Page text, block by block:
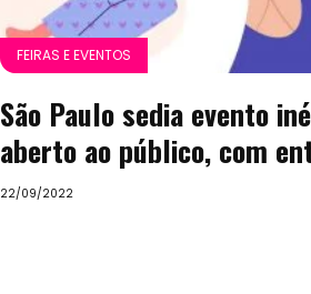
FEIRAS E EVENTOS
São Paulo sedia evento
aberto ao público, com
22/09/2022